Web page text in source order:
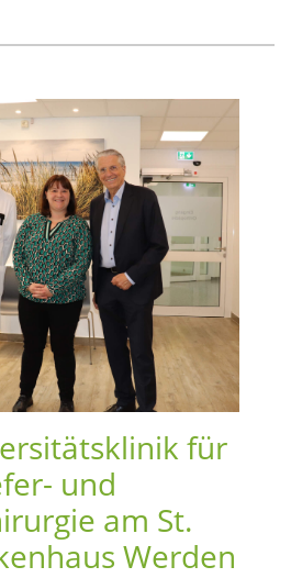
für
und
am St.
Werden